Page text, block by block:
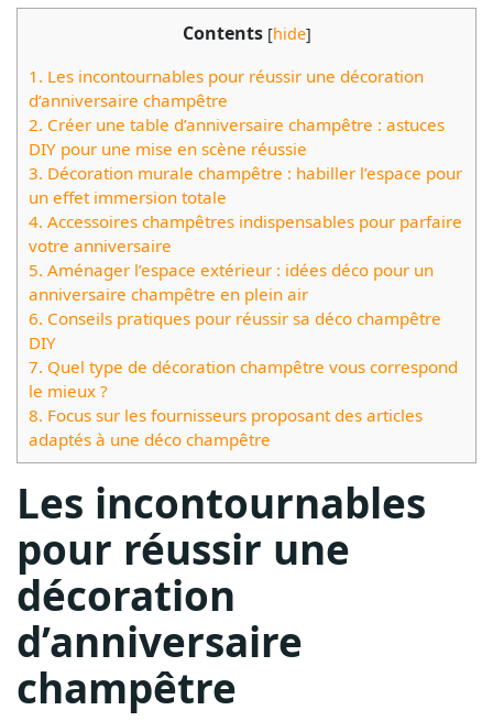
Contents [hide]
1. Les incontournables pour réussir une décoration
d’anniversaire champêtre
2. Créer une table d’anniversaire champêtre : astuces
DIY pour une mise en scène réussie
3. Décoration murale champêtre : habiller l’espace pour
un effet immersion totale
4. Accessoires champêtres indispensables pour parfaire
votre anniversaire
5. Aménager l’espace extérieur : idées déco pour un
anniversaire champêtre en plein air
6. Conseils pratiques pour réussir sa déco champêtre
DIY
7. Quel type de décoration champêtre vous correspond
le mieux ?
8. Focus sur les fournisseurs proposant des articles
adaptés à une déco champêtre
Les incontournables
pour réussir une
décoration
d’anniversaire
champêtre